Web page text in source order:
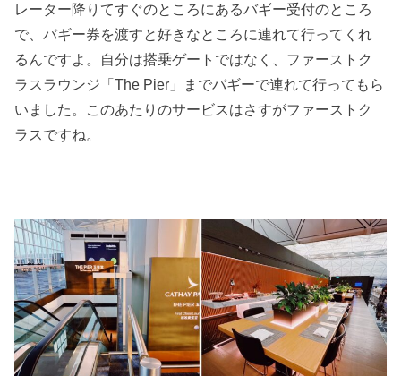
レーター降りてすぐのところにあるバギー受付のところ
で、バギー券を渡すと好きなところに連れて行ってくれ
るんですよ。自分は搭乗ゲートではなく、ファーストク
ラスラウンジ「The Pier」までバギーで連れて行ってもら
いました。このあたりのサービスはさすがファーストク
ラスですね。